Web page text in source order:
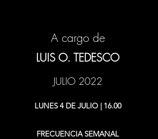
A cargo de
LUIS O. TEDESCO
JULIO 2022
LUNES 4 DE JULIO | 16.00
FRECUENCIA SEMANAL